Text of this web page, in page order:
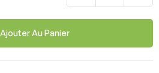
Ajouter Au Panier